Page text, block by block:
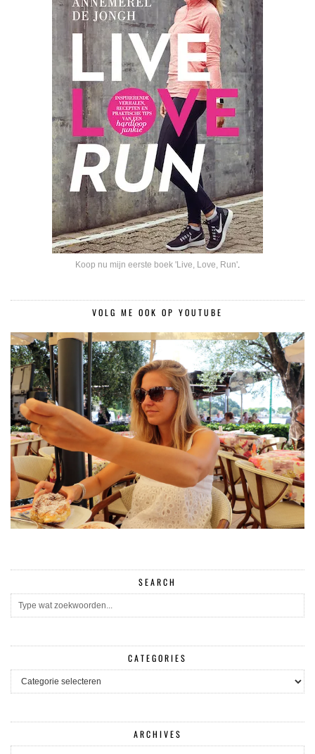
Koop nu mijn eerste boek 'Live, Love, Run'.
VOLG ME OOK OP YOUTUBE
SEARCH
CATEGORIES
CATEGORIES
ARCHIVES
ARCHIVES